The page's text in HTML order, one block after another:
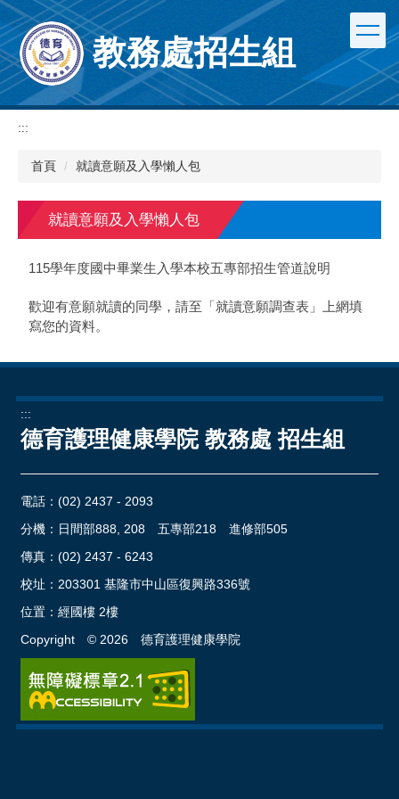
跳
到
主
要
內
容
區
教務處招生組
:::
首頁 就讀意願及入學懶人包
就讀意願及入學懶人包
115學年度國中畢業生入學本校五專部招生管道說明
歡迎有意願就讀的同學，請至「就讀意願調查表」上網填
寫您的資料。
:::
德育護理健康學院 教務處 招生組
電話： (02) 2437 - 2093
分機：日間部888, 208 五專部218 進修部505
傳真：(02) 2437 - 6243
校址： 203301 基隆市中山區復興路336號
位置： 經國樓 2樓
Copyright © 2026德育護理健康學院